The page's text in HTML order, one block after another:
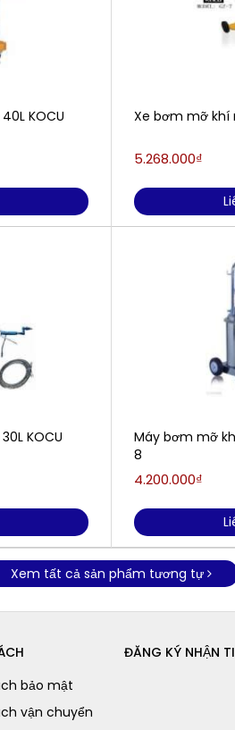
KOCU
KOCU
Xe bơm mỡ khí
5.268.000₫
Máy bơm mỡ
8
4.200.000₫
Xem tất cả sản phẩm tương tự
bảo mật
vận chuyển
ĐĂNG KÝ NHẬN